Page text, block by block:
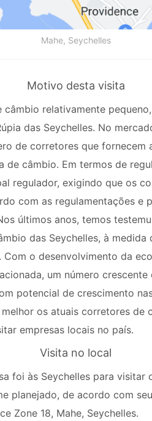
Mahe, Seychelles
Motivo desta visita
câmbio relativamente
das Seychelles. No
de corretores que
de câmbio. Em termos de
regulador, exigindo que os
com as regulamentações e
últimos anos, temos
das Seychelles, à medida
o desenvolvimento da
um número
potencial de crescimento
os atuais corretores de
empresas locais no país.
Visita no local
foi às Seychelles para
planejado, de acordo com
Zone 18, Mahe, Seychelles.